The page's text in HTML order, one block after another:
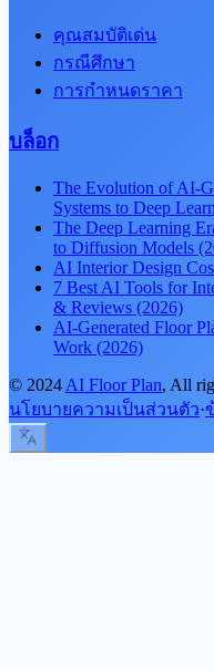
คุณสมบัติเด่น
กรณีศึกษา
การกำหนดราคา
บล็อก
The Evolution of AI-
Systems to Deep
The Deep Learning
to Diffusion Models
AI Interior Design
7 Best AI Tools for
& Reviews (2026)
AI-Generated Floor
Work (2026)
© 2024 AI Floor Plan, All
นโยบายความเป็นส่วนตัว·